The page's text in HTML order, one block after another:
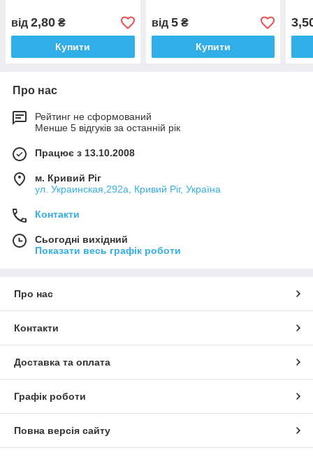
від 2,80 ₴
Купити
від 5₴
Купити
Про нас
Рейтинг не сформований
Менше 5 відгуків за останній рік
Працює з 13.10.2008
м. Кривий Ріг
ул. Украинская,292а, Кривий Ріг, Україна
Контакти
Сьогодні вихідний
Показати весь графік роботи
Про нас
Контакти
Доставка та оплата
Графік роботи
Повна версія сайту